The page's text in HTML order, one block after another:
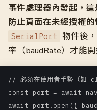
事件處理器內發起，
防止頁面在未經授權
SerialPort 物件後
率（baudRate）才能開
// 必須在使用者手勢（如
const port = await
await port.open({